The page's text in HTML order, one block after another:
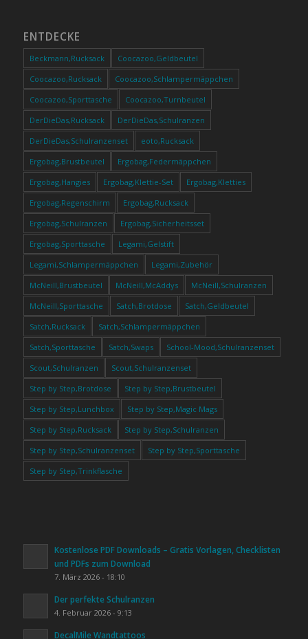
ENTDECKE
Beckmann,Rucksack
Coocazoo,Geldbeutel
Coocazoo,Rucksack
Coocazoo,Schlampermäppchen
Coocazoo,Sporttasche
Coocazoo,Turnbeutel
DerDieDas,Rucksack
DerDieDas,Schulranzen
DerDieDas,Schulranzenset
eoto,Rucksack
Ergobag,Brustbeutel
Ergobag,Federmäppchen
Ergobag,Hangies
Ergobag,Klettie-Set
Ergobag,Kletties
Ergobag,Regenschirm
Ergobag,Rucksack
Ergobag,Schulranzen
Ergobag,Sicherheitsset
Ergobag,Sporttasche
Legami,Gelstift
Legami,Schlampermäppchen
Legami,Zubehör
McNeill,Brustbeutel
McNeill,McAddys
McNeill,Schulranzen
McNeill,Sporttasche
Satch,Brotdose
Satch,Geldbeutel
Satch,Rucksack
Satch,Schlampermäppchen
Satch,Sporttasche
Satch,Swaps
School-Mood,Schulranzenset
Scout,Schulranzen
Scout,Schulranzenset
Step by Step,Brotdose
Step by Step,Brustbeutel
Step by Step,Lunchbox
Step by Step,Magic Mags
Step by Step,Rucksack
Step by Step,Schulranzen
Step by Step,Schulranzenset
Step by Step,Sporttasche
Step by Step,Trinkflasche
Kostenlose PDF Downloads – Gratis Vorlagen, Checklisten
und PDFs zum Download
7. März 2026 - 18:10
Der perfekte Schulranzen
4. Februar 2026 - 9:13
DecalMile Wandtattoos